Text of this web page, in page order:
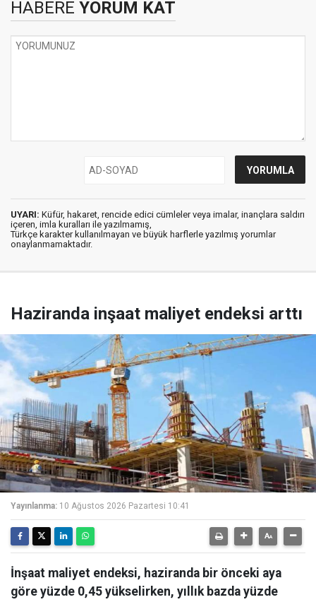
HABERE YORUM KAT
UYARI: Küfür, hakaret, rencide edici cümleler veya imalar, inançlara saldırı
içeren, imla kuralları ile yazılmamış,
Türkçe karakter kullanılmayan ve büyük harflerle yazılmış yorumlar
onaylanmamaktadır.
Haziranda inşaat maliyet endeksi arttı
Yayınlanma: 10 Ağustos 2026 Pazartesi 10:41
İnşaat maliyet endeksi, haziranda bir önceki aya
göre yüzde 0,45 yükselirken, yıllık bazda yüzde